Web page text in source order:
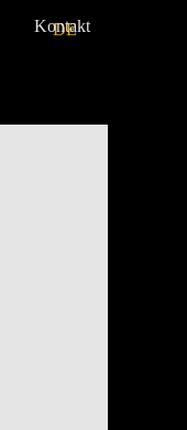
DE
Kontakt